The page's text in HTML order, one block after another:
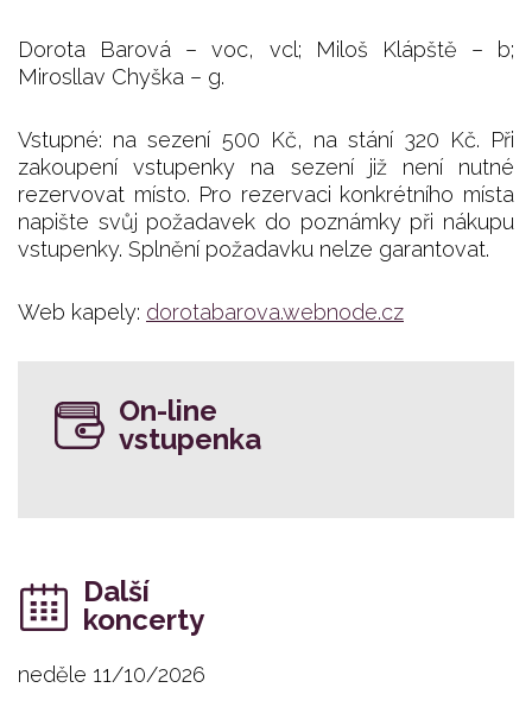
Dorota Barová – voc, vcl; Miloš Klápště – b;
Mirosllav Chyška – g.
Vstupné: na sezení 500 Kč, na stání 320 Kč. Při
zakoupení vstupenky na sezení již není nutné
rezervovat místo. Pro rezervaci konkrétního místa
napište svůj požadavek do poznámky při nákupu
vstupenky. Splnění požadavku nelze garantovat.
Web kapely: dorotabarova.webnode.cz
On-line
vstupenka
Další
koncerty
neděle 11/10/2026